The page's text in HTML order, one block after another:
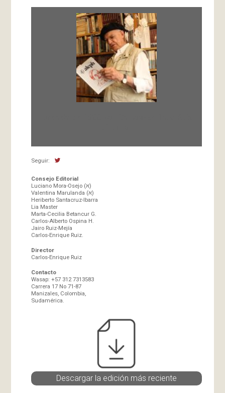
Seguir:
Consejo Editorial
Luciano Mora-Osejo (א)
Valentina Marulanda (א)
Heriberto Santacruz-Ibarra
Lia Master
Marta-Cecilia Betancur G.
Carlos-Alberto Ospina H.
Jairo Ruiz-Mejía
Carlos-Enrique Ruiz.
Director
Carlos-Enrique Ruiz
Contacto
Wasap: +57 312 7313583
Carrera 17 No 71-87
Manizales, Colombia,
Sudamérica.
Descargar la edición más reciente